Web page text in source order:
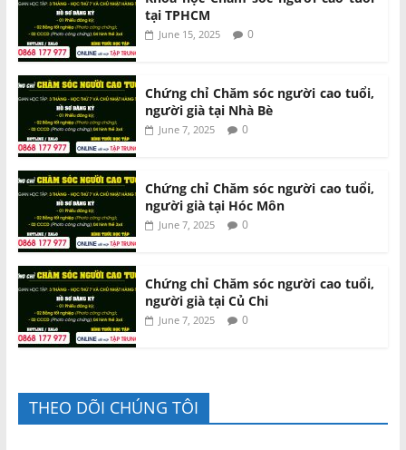
tại TPHCM
June 15, 2025 0
Chứng chỉ Chăm sóc người cao tuổi,
người già tại Nhà Bè
June 7, 2025 0
Chứng chỉ Chăm sóc người cao tuổi,
người già tại Hóc Môn
June 7, 2025 0
Chứng chỉ Chăm sóc người cao tuổi,
người già tại Củ Chi
June 7, 2025 0
THEO DÕI CHÚNG TÔI